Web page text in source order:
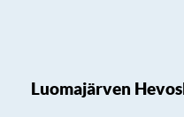
Luomajärven